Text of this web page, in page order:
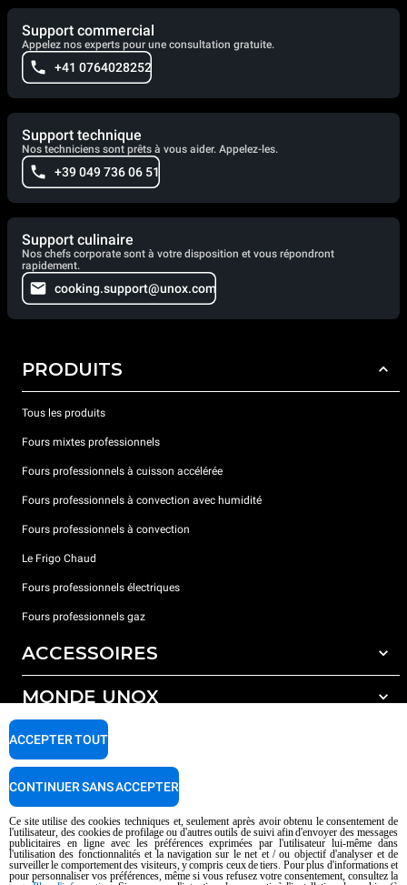
Support commercial
Appelez nos experts pour une consultation gratuite.
+41 0764028252
Support technique
Nos techniciens sont prêts à vous aider. Appelez-les.
+39 049 736 06 51
Support culinaire
Nos chefs corporate sont à votre disposition et vous répondront
rapidement.
cooking.support@unox.com
PRODUITS
Tous les produits
Fours mixtes professionnels
Fours professionnels à cuisson accélérée
Fours professionnels à convection avec humidité
Fours professionnels à convection
Le Frigo Chaud
Fours professionnels électriques
Fours professionnels gaz
ACCESSOIRES
Tous les accessoires
Détergents pour lavage automatique
Détergents pour lavage manuel
Traitement de l'eau avec filtres à résine
MONDE UNOX
Nos bureaux dans le monde
SUPPORT
Garantie Unox
Trouver les Centres SAV
AI Content Disclaimer Privacy policy Cookie policy
Ce site utilise des cookies techniques et, seulement après avoir obtenu le consentement de
l'utilisateur, des cookies de profilage ou d'autres outils de suivi afin d'envoyer des messages
publicitaires en ligne avec les préférences exprimées par l'utilisateur lui-même dans
l'utilisation des fonctionnalités et la navigation sur le net et / ou objectif d'analyser et de
surveiller le comportement des visiteurs, y compris ceux de tiers. Pour plus d'informations et
pour personnaliser vos préférences, même si vous refusez votre consentement, consultez la
ACCEPTER TOUT
CONTINUER SANS ACCEPTER